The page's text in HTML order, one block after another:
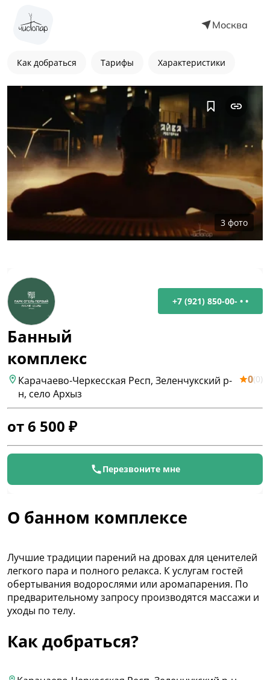
Москва
Как добраться Тарифы Характеристики
3 фото
+7 (921) 850-00- • •
Банный
комплекс
Карачаево-Черкесская Респ, Зеленчукский р-
н, село Архыз
0(0)
от6 500 ₽
Перезвоните мне
О банном комплексе
Лучшие традиции парений на дровах для ценителей
легкого пара и полного релакса. К услугам гостей
обертывания водорослями или аромапарения. По
предварительному запросу производятся массажи и
уходы по телу.
Как добраться?